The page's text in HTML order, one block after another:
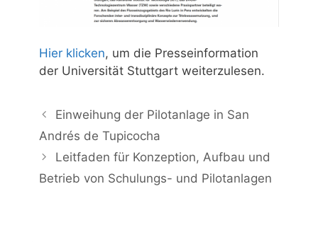
Hier klicken, um die Presseinformation
der Universität Stuttgart weiterzulesen.
Einweihung der Pilotanlage in San
Andrés de Tupicocha
Leitfaden für Konzeption, Aufbau und
Betrieb von Schulungs- und Pilotanlagen